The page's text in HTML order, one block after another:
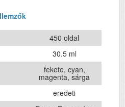
450 oldal
30.5 ml
fekete, cyan,
magenta, sárga
eredeti